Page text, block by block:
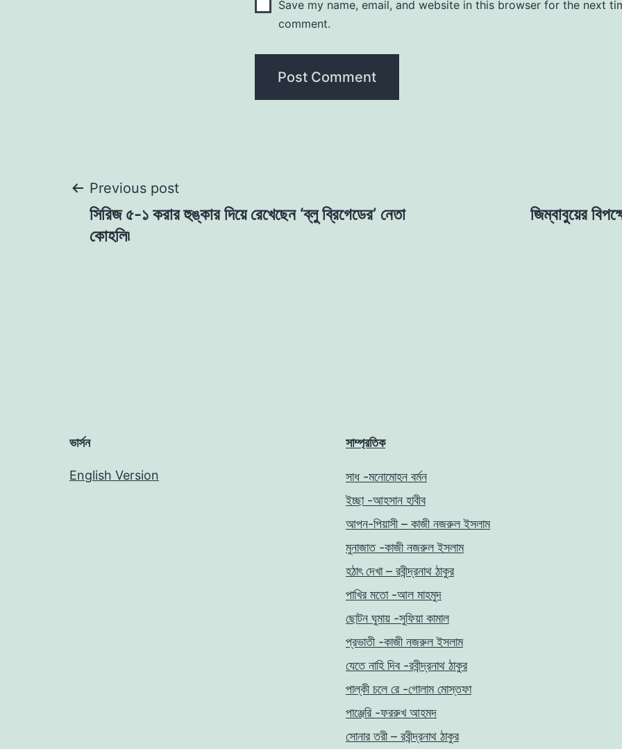
Save my name, email, and website in this browser for the next
comment.
Post
navigation
Previous post
সিরিজ ৫-১ করার হুঙ্কার দিয়ে রেখেছেন ‘ব্লু ব্রিগেডের’ নেতা
কোহলি৷
জিম্বাবুয়ের
ভার্সন
English Version
সাম্প্রতিক
সাধ -মনোমোহন বর্মন
ইচ্ছা -আহসান হাবীব
আপন-পিয়াসী – কাজী নজরুল ইসলাম
মুনাজাত -কাজী নজরুল ইসলাম
হঠাৎ দেখা – রবীন্দ্রনাথ ঠাকুর
পাখির মতো -আল মাহমুদ
ছোটন ঘুমায় -সুফিয়া কামাল
প্রভাতী -কাজী নজরুল ইসলাম
যেতে নাহি দিব -রবীন্দ্রনাথ ঠাকুর
পাল্কী চলে রে -গোলাম মোস্তফা
পাঞ্জেরি -ফররুখ আহমদ
সোনার তরী – রবীন্দ্রনাথ ঠাকুর